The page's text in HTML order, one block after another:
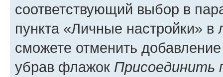
соответствующий выбор в
пункта «Личные настройки»
сможете отменить
убрав флажок Присоединить